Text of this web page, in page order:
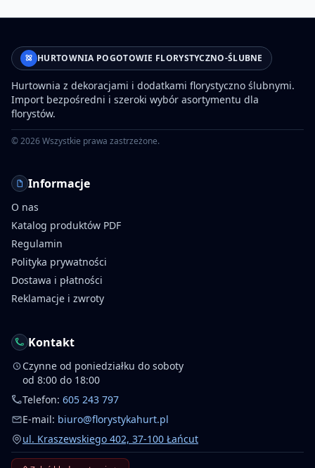
HURTOWNIA POGOTOWIE FLORYSTYCZNO-ŚLUBNE
Hurtownia z dekoracjami i dodatkami florystyczno ślubnymi.
Import bezpośredni i szeroki wybór asortymentu dla
florystów.
©2026Wszystkie prawa zastrzeżone.
Informacje
O nas
Katalog produktów PDF
Regulamin
Polityka prywatności
Dostawa i płatności
Reklamacje i zwroty
Kontakt
Czynne od poniedziałku do soboty
od 8:00 do 18:00
Telefon: 605 243 797
E-mail: biuro@florystykahurt.pl
ul. Kraszewskiego 402, 37-100 Łańcut